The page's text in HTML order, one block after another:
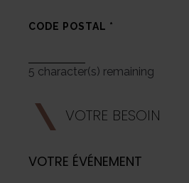
CODE POSTAL *
5 character(s) remaining
VOTRE BESOIN
VOTRE ÉVÉNEMENT